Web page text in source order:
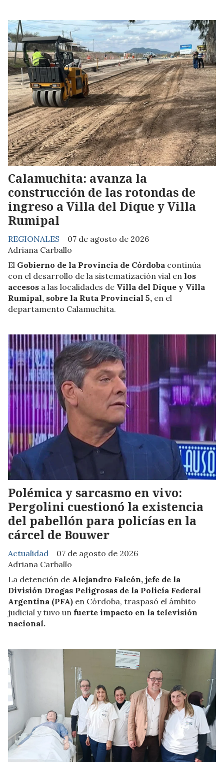
Calamuchita: avanza la
construcción de las rotondas de
ingreso a Villa del Dique y Villa
Rumipal
Adriana Carballo
REGIONALES 07 de agosto de 2026
El Gobierno de la Provincia de Córdoba continúa
con el desarrollo de la sistematización vial en los
accesos a las localidades de Villa del Dique y Villa
Rumipal, sobre la Ruta Provincial 5, en el
departamento Calamuchita.
Polémica y sarcasmo en vivo:
Pergolini cuestionó la existencia
del pabellón para policías en la
cárcel de Bouwer
Adriana Carballo
Actualidad 07 de agosto de 2026
La detención de Alejandro Falcón, jefe de la
División Drogas Peligrosas de la Policía Federal
Argentina (PFA) en Córdoba, traspasó el ámbito
judicial y tuvo un fuerte impacto en la televisión
nacional.